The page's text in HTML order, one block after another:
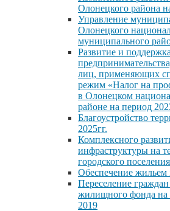
Олонецкого района
Управление
Олонецкого
муниципального
Развитие и
лиц, применяющих
режим «Налог на
в Олонецком
районе на период
Благоустройство
2025гг.
Комплексного
инфраструктуры на
городского
Обеспечение жильем
Переселение
жилищного фонда
2019